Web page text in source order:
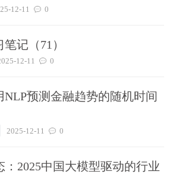
12-11 0
记（71）
12-11 0
NLP预测金融趋势的随机时间
2025-12-11 0
：2025中国大模型驱动的行业